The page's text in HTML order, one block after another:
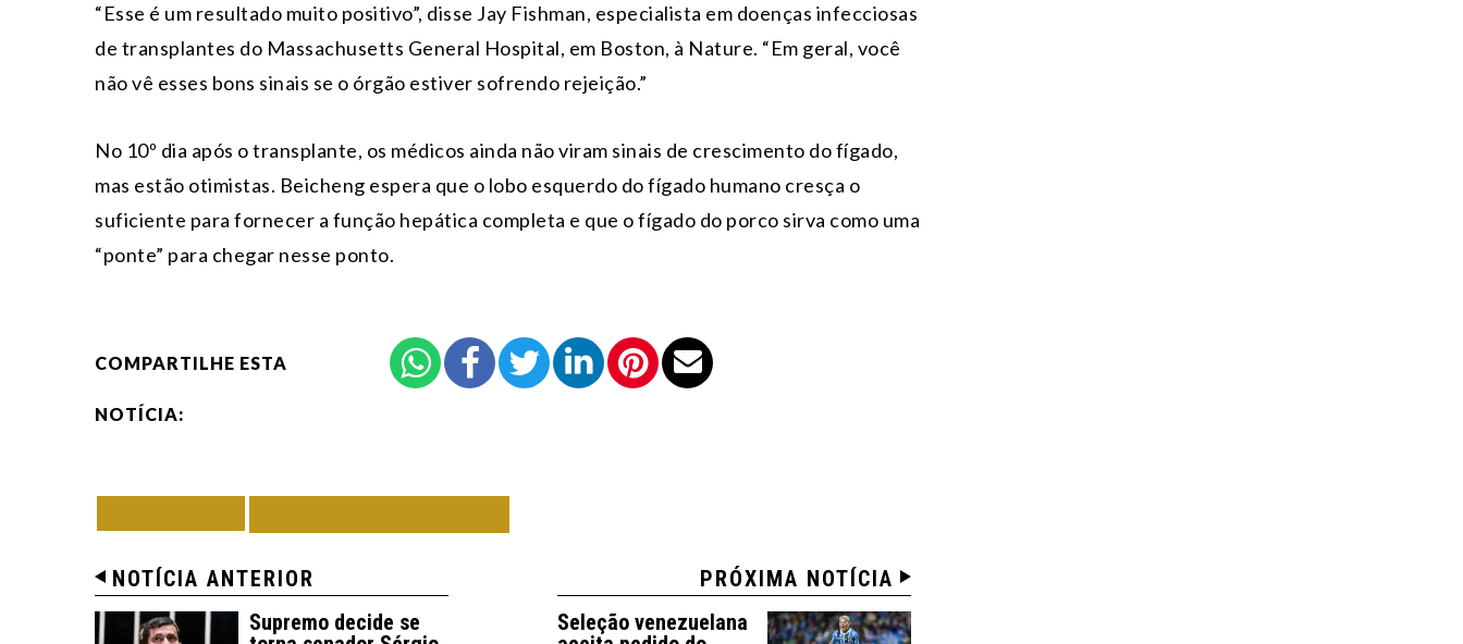
“Esse é um resultado muito positivo”, disse Jay Fishman, especialista em doenças infecciosas
de transplantes do Massachusetts General Hospital, em Boston, à Nature. “Em geral, você
não vê esses bons sinais se o órgão estiver sofrendo rejeição.”
No 10º dia após o transplante, os médicos ainda não viram sinais de crescimento do fígado,
mas estão otimistas. Beicheng espera que o lobo esquerdo do fígado humano cresça o
suficiente para fornecer a função hepática completa e que o fígado do porco sirva como uma
“ponte” para chegar nesse ponto.
COMPARTILHE ESTA
NOTÍCIA:
NOTÍCIA ANTERIOR
Supremo decide se
PRÓXIMA NOTÍCIA
Seleção venezuelana